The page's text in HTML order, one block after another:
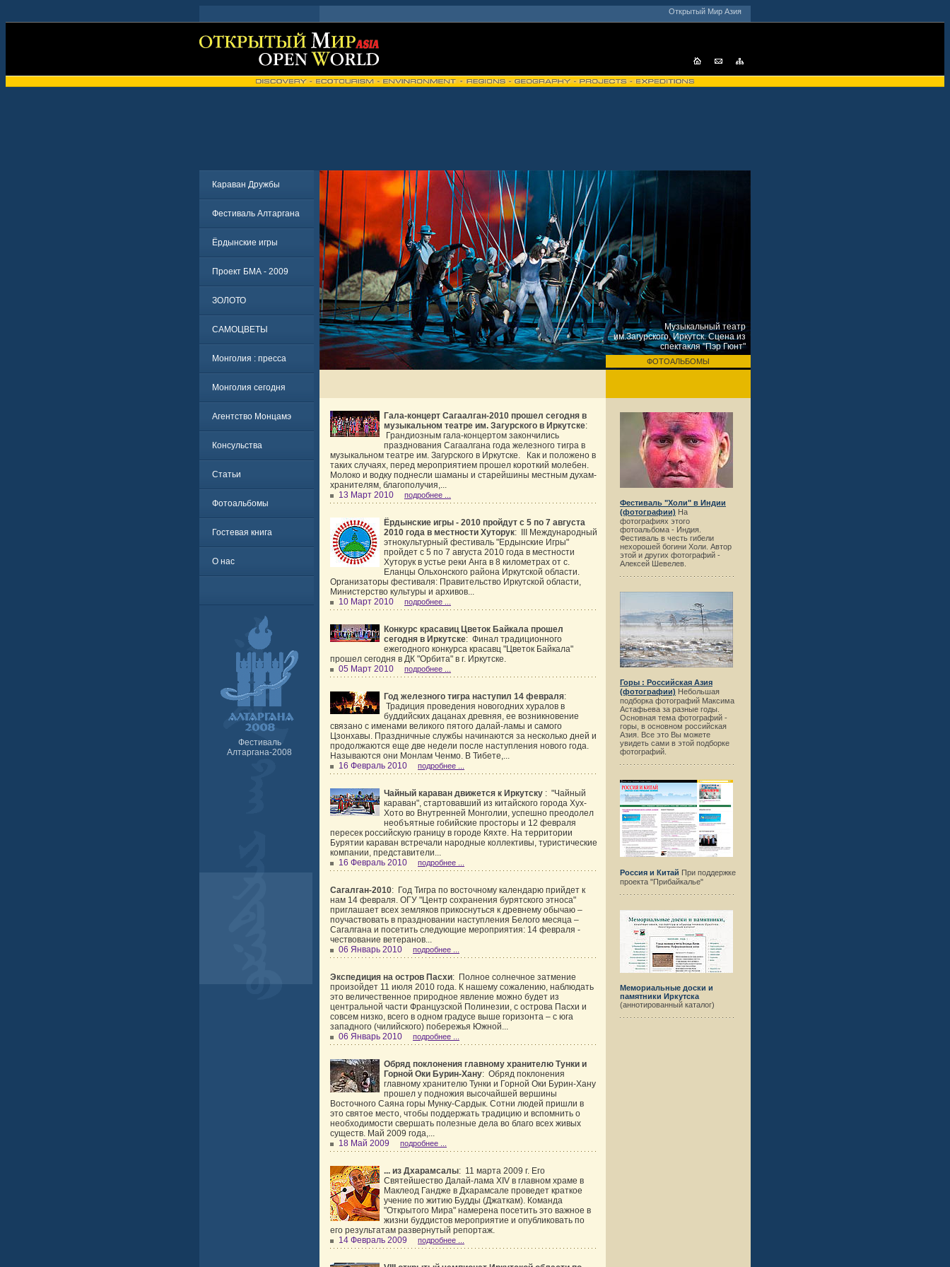
Открытый Мир Азия
Караван Дружбы
Фестиваль Алтаргана
Ёрдынские игры
Проект БМА - 2009
ЗОЛОТО
САМОЦВЕТЫ
Монголия : пресса
Монголия сегодня
Агентство Монцамэ
Консульства
Статьи
Фотоальбомы
Гостевая книга
О нас
Фестиваль
Алтаргана-2008
Музыкальный театр
им.Загурского, Иркутск. Сцена из
спектакля "Пэр Гюнт"
ФОТОАЛЬБОМЫ
Гала-концерт Сагаалган-2010 прошел сегодня в
музыкальном театре им. Загурского в Иркутске:
Грандиозным гала-концертом закончились
празднования Сагаалгана года железного тигра в
музыкальном театре им. Загурского в Иркутске.
Как и положено в
таких случаях, перед мероприятием прошел короткий молебен.
Молоко и водку поднесли шаманы и старейшины местным духам-
хранителям, благополучия,...
13 Март 2010
подробнее ...
Ёрдынские игры - 2010 пройдут с 5 по 7 августа
2010 года в местности Хуторук:
III Международный
этнокультурный фестиваль "Ердынские Игры"
пройдет с 5 по 7 августа 2010 года в местности
Хуторук в устье реки Анга в 8 километрах от с.
Еланцы Ольхонского района Иркутской области.
Организаторы фестиваля: Правительство Иркутской области,
Министерство культуры и архивов...
10 Март 2010
подробнее ...
Конкурс красавиц Цветок Байкала прошел
сегодня в Иркутске: Финал традиционного
ежегодного конкурса красавц "Цветок Байкала"
прошел сегодня в ДК "Орбита" в г. Иркутске.
05 Март 2010
подробнее ...
Год железного тигра наступил 14 февраля:
Традиция проведения новогодних хуралов в
буддийских дацанах древняя, ее возникновение
связано с именами великого пятого далай-ламы и самого
Цзонхавы. Праздничные службы начинаются за несколько дней и
продолжаются еще две недели после наступления нового года.
Называются они Монлам Ченмо. В Тибете,...
16 Февраль 2010
подробнее ...
Чайный караван движется к Иркутску : "Чайный
караван", стартовавший из китайского города Хух-
Хото во Внутренней Монголии, успешно преодолел
необъятные гобийские просторы и 12 февраля
пересек российскую границу в городе Кяхте. На территории
Бурятии караван встречали народные коллективы, туристические
компании, представители...
16 Февраль 2010
подробнее ...
Сагалган-2010: Год Тигра по восточному календарю прийдет к
нам 14 февраля. ОГУ "Центр сохранения бурятского этноса"
приглашает всех земляков прикоснуться к древнему обычаю –
поучаствовать в праздновании наступления Белого месяца –
Сагалгана и посетить следующие мероприятия: 14 февраля -
чествование ветеранов...
06 Январь 2010
подробнее ...
Экспедиция на остров Пасхи: Полное солнечное затмение
произойдет 11 июля 2010 года. К нашему сожалению, наблюдать
это величественное природное явление можно будет из
центральной части Французской Полинезии, с острова Пасхи и
совсем низко, всего в одном градусе выше горизонта – с юга
западного (чилийского) побережья Южной...
06 Январь 2010
подробнее ...
Обряд поклонения главному хранителю Тунки и
Горной Оки Бурин-Хану: Обряд поклонения
главному хранителю Тунки и Горной Оки Бурин-Хану
прошел у подножия высочайшей вершины
Восточного Саяна горы Мунку-Сардык. Сотни людей пришли в
это святое место, чтобы поддержать традицию и вспомнить о
необходимости свершать полезные дела во благо всех живых
существ. Май 2009 года,...
18 Май 2009
подробнее ...
... из Дхарамсалы: 11 марта 2009 г. Его
Святейшество Далай-лама XIV в главном храме в
Маклеод Гандже в Дхарамсале проведет краткое
учение по житию Будды (Джаткам). Команда
"Открытого Мира" намерена посетить это важное в
жизни буддистов мероприятие и опубликовать по
его результатам развернутый репортаж.
14 Февраль 2009
подробнее ...
Фестиваль "Холи" в Индии
(фотографии) На
фотографиях этого
фотоальбома - Индия.
Фестиваль в честь гибели
нехорошей богини Холи. Автор
этой и других фотографий -
Алексей Шевелев.
Горы : Российская Азия
(фотографии) Небольшая
подборка фотографий Максима
Астафьева за разные годы.
Основная тема фотографий -
горы, в основном российская
Азия. Все это Вы можете
увидеть сами в этой подборке
фотографий.
Россия и Китай При поддержке
проекта "Прибайкалье"
Мемориальные доски и
памятники Иркутска
(аннотированный каталог)